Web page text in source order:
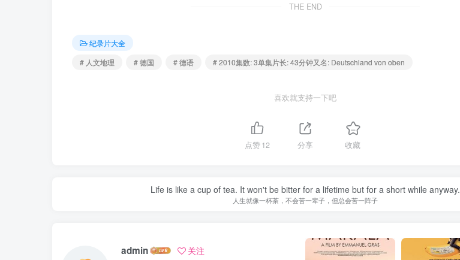
THE END
纪录片大全
# 人文地理
# 德国 # 德语 # 2010集数: 3单集片长: 43分钟又名: Deutschland von oben
喜欢就支持一下吧
点赞12 分享 收藏
Life is like a cup of tea. It won't be bitter for a lifetime but for a short while anyway.
人生就像一杯茶，不会苦一辈子，但总会苦一阵子
admin 关注